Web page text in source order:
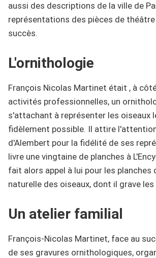
aussi des descriptions de la ville de
représentations des pièces de
succès.
L'ornithologie
François Nicolas Martinet était , à
activités professionnelles, un
s'attachant à représenter les oiseaux
fidèlement possible. Il attire
d'Alembert pour la fidélité de ses
livre une vingtaine de planches à
fait alors appel à lui pour les planches
naturelle des oiseaux, dont il grave
Un atelier familial
François-Nicolas Martinet, face au
de ses gravures ornithologiques,